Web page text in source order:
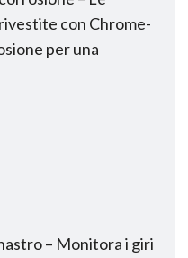
con Chrome-
per una
– Monitora i giri